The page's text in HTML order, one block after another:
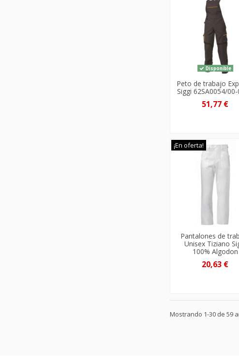
Disponible
Peto de trabajo
Siggi 62SA0054/
51,77 €
¡En oferta!
Pantalones de
Unisex Tiziano
100% Algodon
20,63 €
Mostrando 1-30 de 59